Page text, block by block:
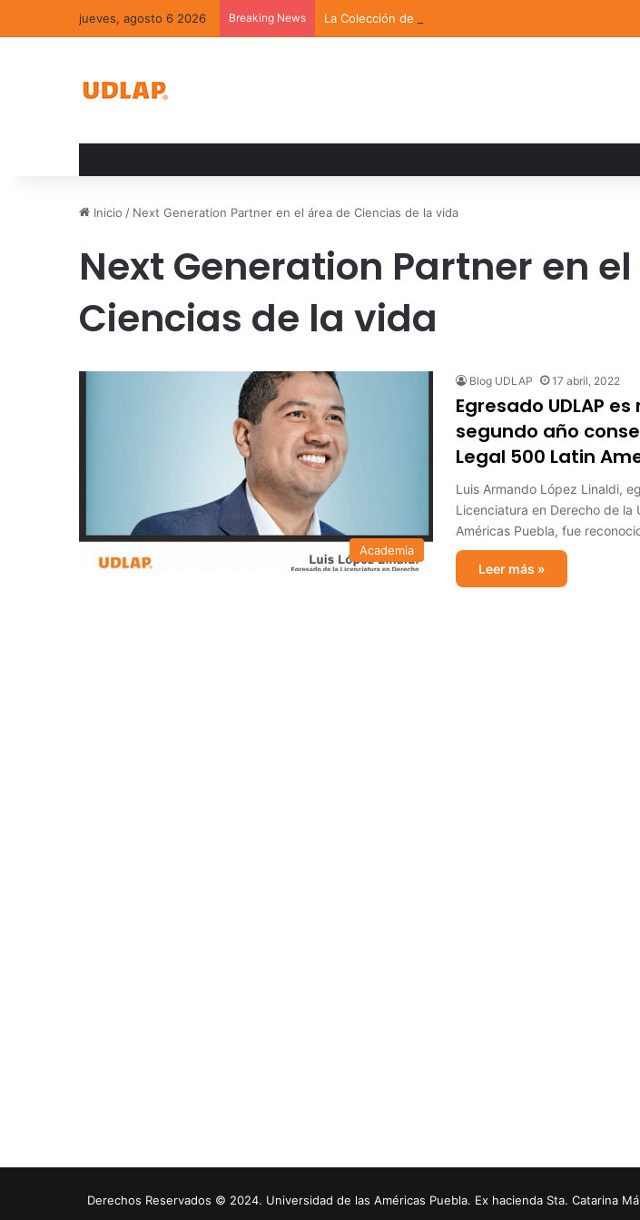
jueves, agosto 6 2026 Breaking News La Colección de Arte UDLAP fortalece su acervo con
Inicio / Next Generation Partner en el área de Ciencias de la vida
Next Generation Partner en
Ciencias de la vida
Academia
Blog UDLAP 17 abril, 2022
Egresado UDLAP
segundo año
Legal 500 Latin
Luis Armando López Linaldi,
Licenciatura en Derecho de la
Américas Puebla, fue
Leer más »
Derechos Reservados © 2024. Universidad de las Américas Puebla. Ex hacienda Sta. Catarina